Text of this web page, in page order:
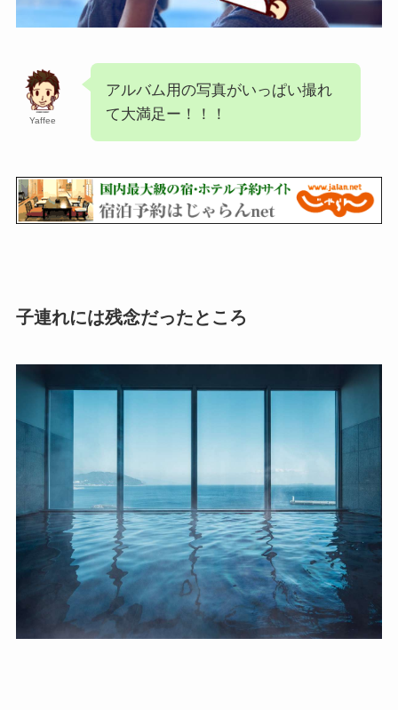
Yaffee
アルバム用の写真がいっぱい撮れ
て大満足ー！！！
子連れには残念だったところ